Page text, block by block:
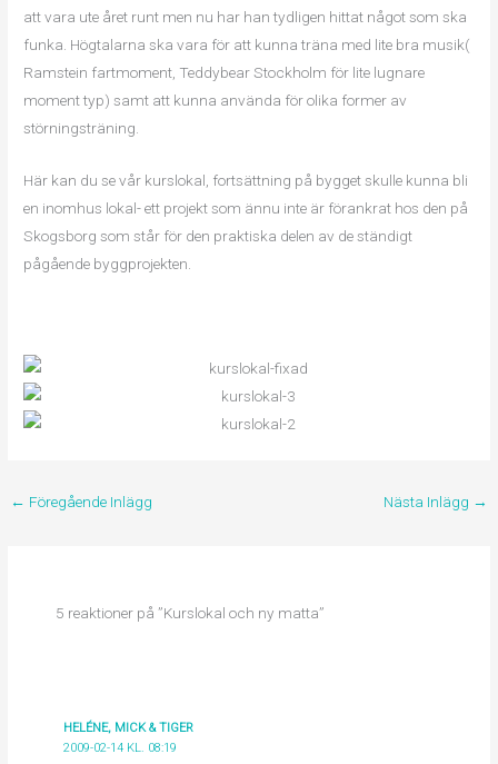
att vara ute året runt men nu har han tydligen hittat något som ska
funka. Högtalarna ska vara för att kunna träna med lite bra musik(
Ramstein fartmoment, Teddybear Stockholm för lite lugnare
moment typ) samt att kunna använda för olika former av
störningsträning.
Här kan du se vår kurslokal, fortsättning på bygget skulle kunna bli
en inomhus lokal- ett projekt som ännu inte är förankrat hos den på
Skogsborg som står för den praktiska delen av de ständigt
pågående byggprojekten.
← Föregående Inlägg Nästa Inlägg →
5 reaktioner på ”Kurslokal och ny matta”
HELÉNE, MICK & TIGER
2009-02-14 KL. 08:19